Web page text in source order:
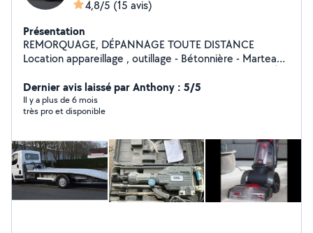
4,8/5 (15 avis)
Présentation
REMORQUAGE, DÉPANNAGE TOUTE DISTANCE
Location appareillage , outillage - Bétonnière - Marteau
LA VALISE Diagnostic auto pour 20e Effacement des
defaut Régénération ect
Dernier avis laissé par Anthony : 5/5
Il y a plus de 6 mois
très pro et disponible